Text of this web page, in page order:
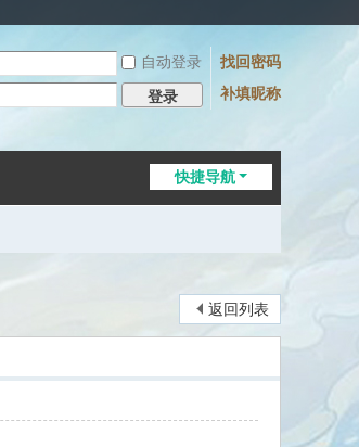
自动登录
找回密码
登录 补填昵称
快捷导航
返回列表